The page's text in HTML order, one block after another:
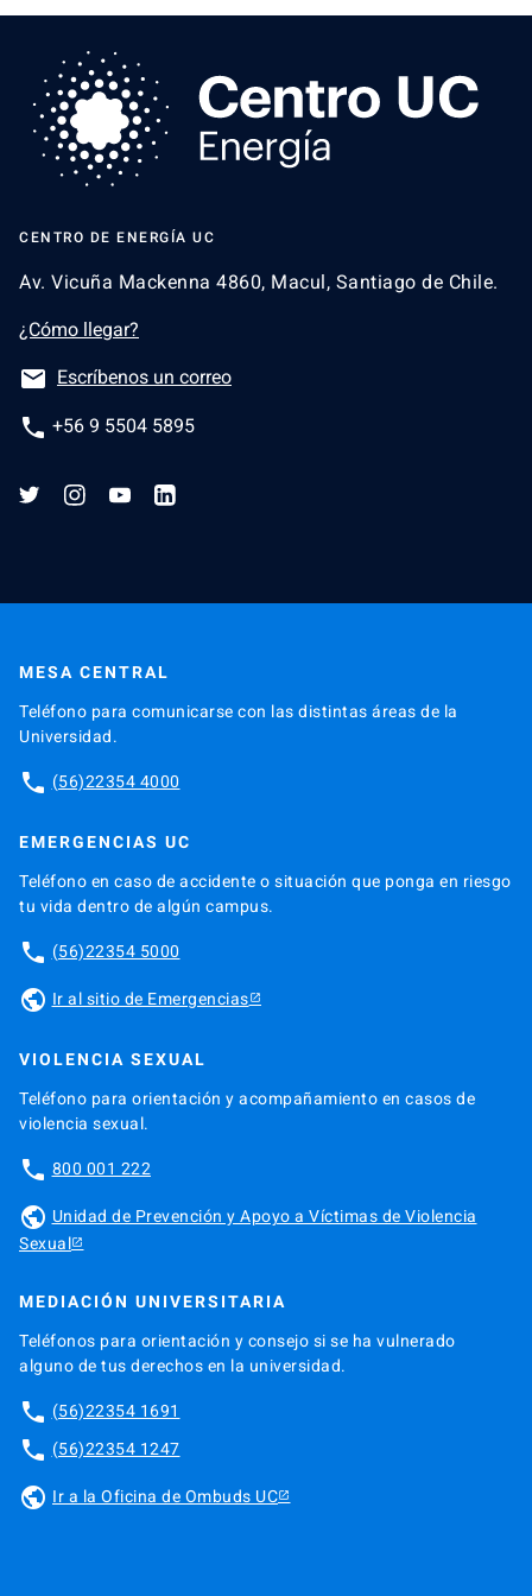
CENTRO DE ENERGÍA UC
Av. Vicuña Mackenna 4860, Macul, Santiago de Chile.
¿Cómo llegar?
email Escríbenos un correo
phone +56 9 5504 5895
MESA CENTRAL
Teléfono para comunicarse con las distintas áreas de la
Universidad.
phone (56)22354 4000
EMERGENCIAS UC
Teléfono en caso de accidente o situación que ponga en riesgo
tu vida dentro de algún campus.
phone (56)22354 5000
public Ir al sitio de Emergencias
VIOLENCIA SEXUAL
Teléfono para orientación y acompañamiento en casos de
violencia sexual.
phone 800 001 222
public Unidad de Prevención y Apoyo a Víctimas de Violencia
Sexual
MEDIACIÓN UNIVERSITARIA
Teléfonos para orientación y consejo si se ha vulnerado
alguno de tus derechos en la universidad.
phone (56)22354 1691
phone (56)22354 1247
public Ir a la Oficina de Ombuds UC